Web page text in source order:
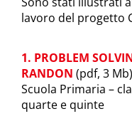
lavoro del progetto
1. PROBLEM
RANDON (pdf, 3 Mb)
Scuola Primaria –
quarte e quinte